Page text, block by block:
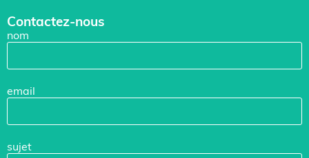
Contactez-nous
nom
email
sujet